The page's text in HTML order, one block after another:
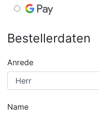
Bestellerdaten
Anrede
Name